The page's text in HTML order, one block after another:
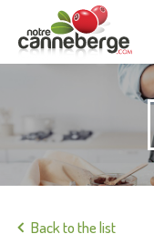
Show/hide
navigation
Back to the list